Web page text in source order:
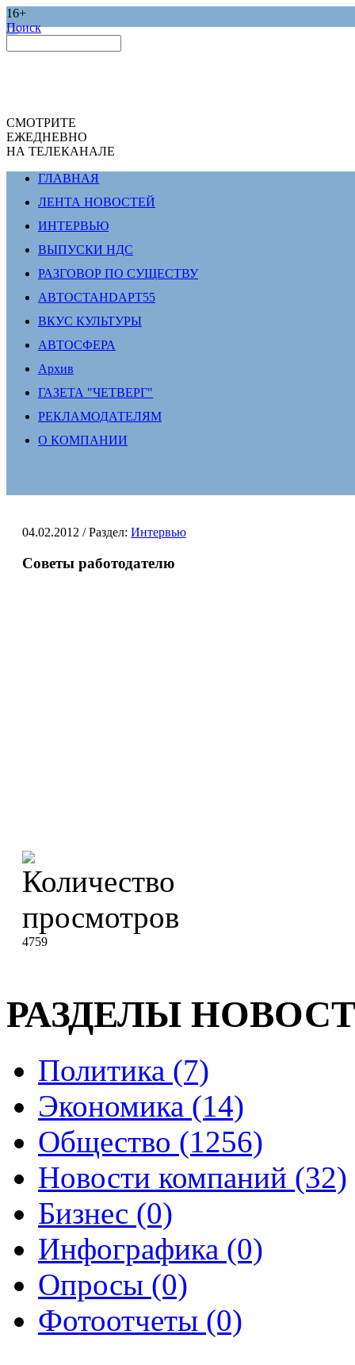
16+
Поиск
СМОТРИТЕ
ЕЖЕДНЕВНО
НА ТЕЛЕКАНАЛЕ
ГЛАВНАЯ
ЛЕНТА НОВОСТЕЙ
ИНТЕРВЬЮ
ВЫПУСКИ НДС
РАЗГОВОР ПО СУЩЕСТВУ
АВТОСТАНDАРТ55
ВКУС КУЛЬТУРЫ
АВТОСФЕРА
Архив
ГАЗЕТА "ЧЕТВЕРГ"
РЕКЛАМОДАТЕЛЯМ
О КОМПАНИИ
04.02.2012 / Раздел: Интервью
Советы работодателю
4759
РАЗДЕЛЫ
Политика (7)
Экономика (14)
Общество (1256)
Новости компаний (32)
Бизнес (0)
Инфографика (0)
Опросы (0)
Фотоотчеты (0)